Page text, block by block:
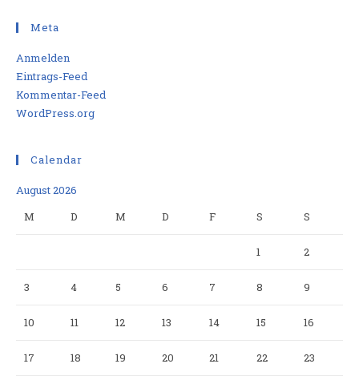
Meta
Anmelden
Eintrags-Feed
Kommentar-Feed
WordPress.org
Calendar
August 2026
M
D M D F S S
1 2
3 4 5 6 7 8 9
10 11 12 13 14 15 16
17 18 19 20 21 22 23